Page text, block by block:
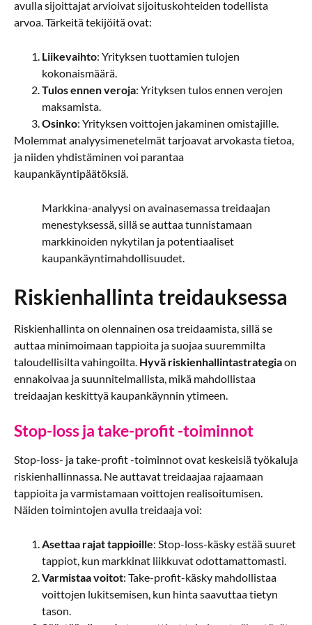
avulla sijoittajat arvioivat sijoituskohteiden todellista
arvoa. Tärkeitä tekijöitä ovat:
Liikevaihto: Yrityksen tuottamien tulojen
kokonaismäärä.
Tulos ennen veroja: Yrityksen tulos ennen verojen
maksamista.
Osinko: Yrityksen voittojen jakaminen omistajille.
Molemmat analyysimenetelmät tarjoavat arvokasta tietoa,
ja niiden yhdistäminen voi parantaa
kaupankäyntipäätöksiä.
Markkina-analyysi on avainasemassa treidaajan
menestyksessä, sillä se auttaa tunnistamaan
markkinoiden nykytilan ja potentiaaliset
kaupankäyntimahdollisuudet.
Riskienhallinta treidauksessa
Riskienhallinta on olennainen osa treidaamista, sillä se
auttaa minimoimaan tappioita ja suojaa suuremmilta
taloudellisilta vahingoilta. Hyvä riskienhallintastrategiaon
ennakoivaa ja suunnitelmallista, mikä mahdollistaa
treidaajan keskittyä kaupankäynnin ytimeen.
Stop-loss ja take-profit -toiminnot
Stop-loss- ja take-profit -toiminnot ovat keskeisiä työkaluja
riskienhallinnassa. Ne auttavat treidaajaa rajaamaan
tappioita ja varmistamaan voittojen realisoitumisen.
Näiden toimintojen avulla treidaaja voi:
Asettaa rajat tappioille: Stop-loss-käsky estää suuret
tappiot, kun markkinat liikkuvat odottamattomasti.
Varmistaa voitot: Take-profit-käsky mahdollistaa
voittojen lukitsemisen, kun hinta saavuttaa tietyn
tason.